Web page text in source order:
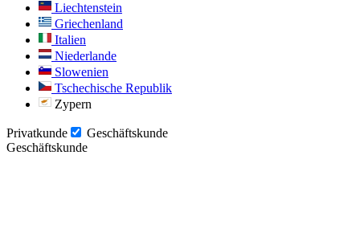
Liechtenstein
Griechenland
Italien
Niederlande
Slowenien
Tschechische Republik
Zypern
Privatkunde
Geschäftskunde
Geschäftskunde